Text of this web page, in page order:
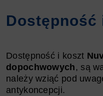
Dostępność
Dostępność i koszt
dopochwowych, są
należy wziąć pod
antykoncepcji.